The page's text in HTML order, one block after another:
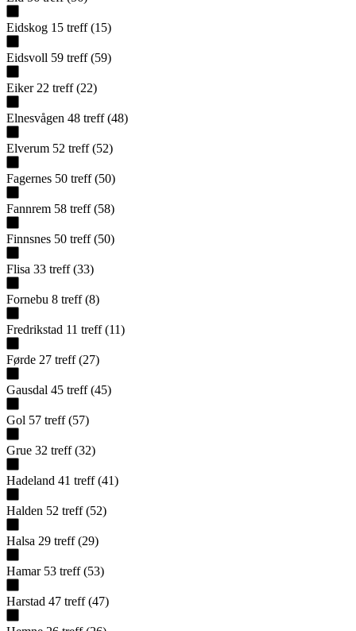
Eidskog 15 treff (15)
Eidsvoll 59 treff (59)
Eiker 22 treff (22)
Elnesvågen 48 treff (48)
Elverum 52 treff (52)
Fagernes 50 treff (50)
Fannrem 58 treff (58)
Finnsnes 50 treff (50)
Flisa 33 treff (33)
Fornebu 8 treff (8)
Fredrikstad 11 treff (11)
Førde 27 treff (27)
Gausdal 45 treff (45)
Gol 57 treff (57)
Grue 32 treff (32)
Hadeland 41 treff (41)
Halden 52 treff (52)
Halsa 29 treff (29)
Hamar 53 treff (53)
Harstad 47 treff (47)